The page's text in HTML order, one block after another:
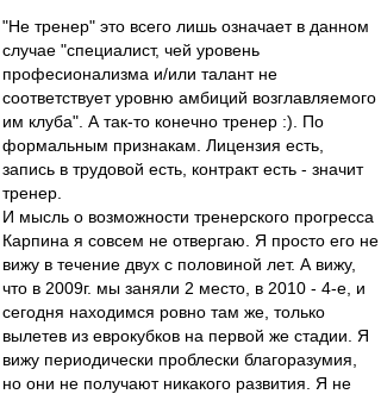
"Не тренер" это всего лишь означает в данном
случае "специалист, чей уровень
професионализма и/или талант не
соответствует уровню амбиций возглавляемого
им клуба". А так-то конечно тренер :). По
формальным признакам. Лицензия есть,
запись в трудовой есть, контракт есть - значит
тренер.
И мысль о возможности тренерского прогресса
Карпина я совсем не отвергаю. Я просто его не
вижу в течение двух с половиной лет. А вижу,
что в 2009г. мы заняли 2 место, в 2010 - 4-е, и
сегодня находимся ровно там же, только
вылетев из еврокубков на первой же стадии. Я
вижу периодически проблески благоразумия,
но они не получают никакого развития. Я не